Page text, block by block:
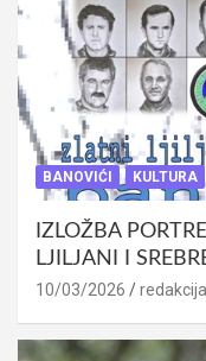
BANOVIĆI KULTURA
IZLOŽBA
LJILJANI I
10/03/2026 redakcija